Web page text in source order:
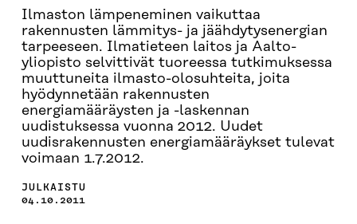
Ilmaston lämpeneminen vaikuttaa
rakennusten lämmitys- ja jäähdytysenergian
tarpeeseen. Ilmatieteen laitos ja Aalto-
yliopisto selvittivät tuoreessa tutkimuksessa
muuttuneita ilmasto-olosuhteita, joita
hyödynnetään rakennusten
energiamääräysten ja -laskennan
uudistuksessa vuonna 2012. Uudet
uudisrakennusten energiamääräykset tulevat
voimaan 1.7.2012.
JULKAISTU
04.10.2011